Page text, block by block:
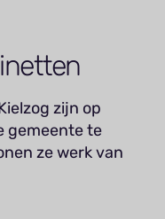
zijn op
gemeente te
ze werk van